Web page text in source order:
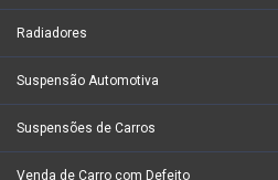
Radiadores
Suspensão Automotiva
Suspensões de Carros
Venda de Carro com Defeito